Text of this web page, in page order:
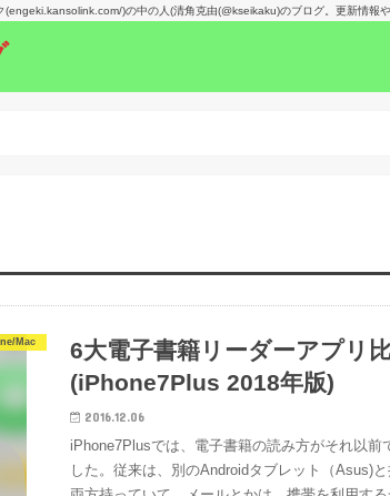
(engeki.kansolink.com/)の中の人(清角克由(@kseikaku)のブログ。更新情報
Mac
6大電子書籍リーダーアプリ
(iPhone7Plus 2018年版)
2016.12.06
iPhone7Plusでは、電子書籍の読み方がそれ以前
した。従来は、別のAndroidタブレット（Asus)